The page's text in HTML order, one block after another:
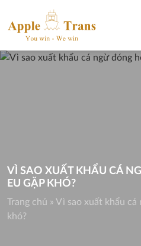
content
VÌ SAO XUẤT KHẨU CÁ
EU GẶP KHÓ?
Trang chủ » Vì sao xuất khẩu cá
khó?